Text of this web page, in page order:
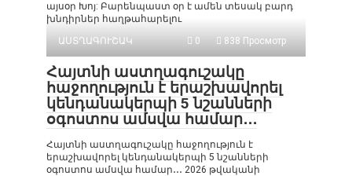
այսօր Խոյ: Բարենպաստ օր է ամեն տեսակ բարդ
խնդիրներ հաղթահարելու
ԱՍՏՂԱԳՈՒՇԱԿ
0 838 Просмотр
Հայտնի աստղագուշակը
հաջողություն է երաշխավորել
կենդանակերպի 5 նշանների
օգոստոս ամսվա համար․․․
Հայտնի աստղագուշակը հաջողություն է
երաշխավորել կենդանակերպի 5 նշանների
օգոստոս ամսվա համար․․․ 2026 թվականի